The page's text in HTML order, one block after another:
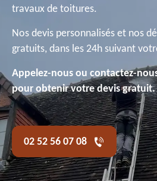
travaux de toitures.
Nos devis personnalisés et nos
gratuits, dans les 24h suivant
Appelez-nous ou contactez-
pour obtenir votre devis gratuit.
02 52 56 07 08